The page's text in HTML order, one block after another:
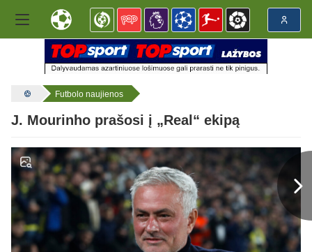
Futbolo naujienos
J. Mourinho prašosi į „Real“ ekipą